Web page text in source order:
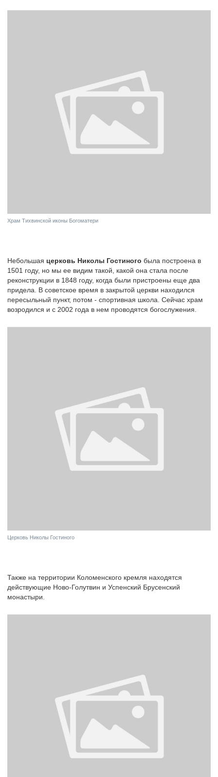
Храм Тихвинской иконы Богоматери
Небольшая церковь Николы Гостиного была построена в
1501 году, но мы ее видим такой, какой она стала после
реконструкции в 1848 году, когда были пристроены еще два
придела. В советское время в закрытой церкви находился
пересыльный пункт, потом - спортивная школа. Сейчас храм
возродился и с 2002 года в нем проводятся богослужения.
Церковь Николы Гостиного
Также на территории Коломенского кремля находятся
действующие Ново-Голутвин и Успенский Брусенский
монастыри.